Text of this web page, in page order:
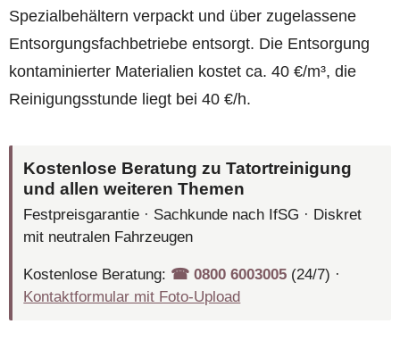
Spezialbehältern verpackt und über zugelassene
Entsorgungsfachbetriebe entsorgt. Die Entsorgung
kontaminierter Materialien kostet ca. 40 €/m³, die
Reinigungsstunde liegt bei 40 €/h.
Kostenlose Beratung zu Tatortreinigung
und allen weiteren Themen
Festpreisgarantie · Sachkunde nach IfSG · Diskret
mit neutralen Fahrzeugen
Kostenlose Beratung: ☎︎ 0800 6003005 (24/7) ·
Kontaktformular mit Foto-Upload